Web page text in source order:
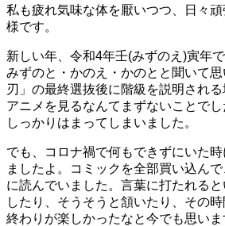
私も疲れ気味な体を厭いつつ、日々
様です。
新しい年、令和4年壬(みずのえ)寅年
みずのと・かのえ・かのとと聞いて
刃」の最終選抜後に階級を説明され
アニメを見るなんてまずないことで
しっかりはまってしまいました。
でも、コロナ禍で何もできずにいた
ましたよ。コミックを全部買い込ん
に読んでいました。言葉に打たれる
したり、そうそうと頷いたり、その
終わりが楽しかったなと今でも思いま